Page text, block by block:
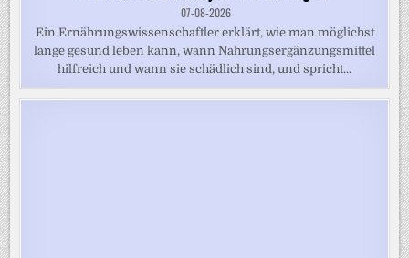
07-08-2026
Ein Ernährungswissenschaftler erklärt, wie man möglichst
lange gesund leben kann, wann Nahrungsergänzungsmittel
hilfreich und wann sie schädlich sind, und spricht...